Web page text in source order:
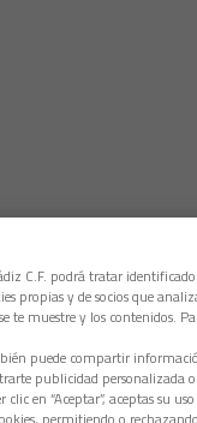
C.F. podrá tratar
propias y de socios que
te muestre y los contenidos.
puede compartir
publicidad personalizada
clic en “Aceptar”, aceptas su
permitiendo o